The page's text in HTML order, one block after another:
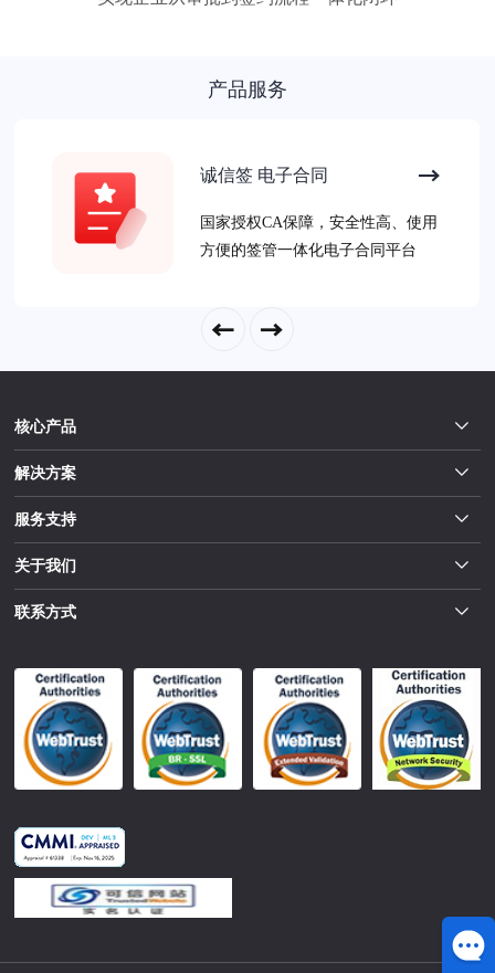
产品服务
诚信签 电子合同
国家授权CA保障，安全性高、使用
方便的签管一体化电子合同平台
核心产品
解决方案
服务支持
关于我们
联系方式